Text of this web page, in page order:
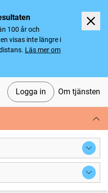
100 år och
visas inte längre i
Läs mer om
Logga in Om tjänsten